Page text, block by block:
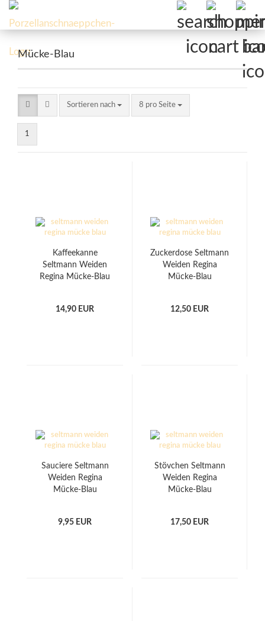
Mücke-Blau
Sortieren nach
Sortieren nach 8 pro Seite
pro Seite
1
Kaffeekanne
Seltmann Weiden
Regina Mücke-Blau
14,90 EUR
Zuckerdose Seltmann
Weiden Regina
Mücke-Blau
12,50 EUR
Sauciere Seltmann
Weiden Regina
Mücke-Blau
9,95 EUR
Stövchen Seltmann
Weiden Regina
Mücke-Blau
17,50 EUR